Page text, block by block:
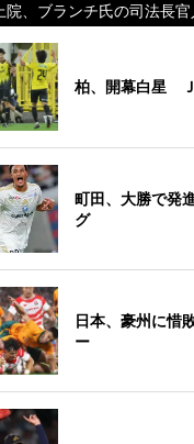
院、ブランチ氏の司法長
柏、開幕白星
町田、大勝で発
グ
日本、豪州に惜
ー